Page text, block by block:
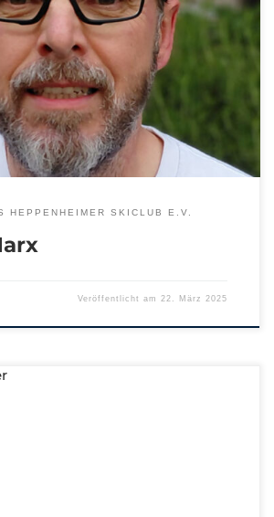
HEPPENHEIMER SKICLUB E.V.
Veröffentlicht am22. März 2025